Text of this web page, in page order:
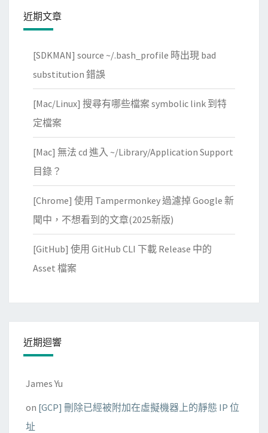
近期文章
[SDKMAN] source ~/.bash_profile 時出現 bad
substitution 錯誤
[Mac/Linux] 搜尋有哪些檔案 symbolic link 到特
定檔案
[Mac] 無法 cd 進入 ~/Library/Application Support
目錄？
[Chrome] 使用 Tampermonkey 過濾掉 Google 新
聞中，不想看到的文章(2025新版)
[GitHub] 使用 GitHub CLI 下載 Release 中的
Asset 檔案
近期迴響
James Yu
on [GCP] 刪除已經被附加在虛擬機器上的靜態 IP 位
址